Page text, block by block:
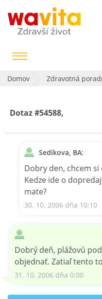
Domov Zdravotná
Dotaz #54588,
Sedikova, BA:
Dobry den, chcem
Kedze ide o
mate?
30. 10. 2006 dňa 10:10
Dobrý deň, plážovú
objednať. Zatiaľ tento
31. 10. 2006 dňa 0:00